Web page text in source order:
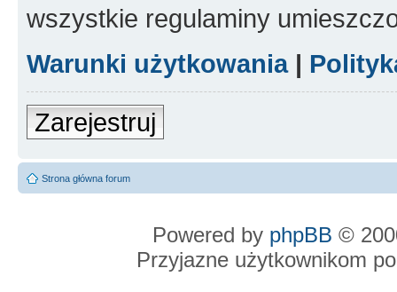
wszystkie regulaminy
Warunki użytkowania|
Zarejestruj
Strona główna forum
Powered by phpBB ©
Przyjazne użytkownikom